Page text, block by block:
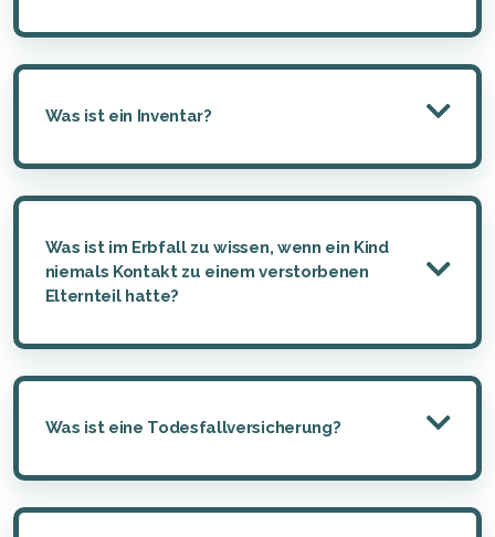
Was ist ein Inventar?
Was ist im Erbfall zu wissen, wenn ein Kind
niemals Kontakt zu einem verstorbenen
Elternteil hatte?
Was ist eine Todesfallversicherung?